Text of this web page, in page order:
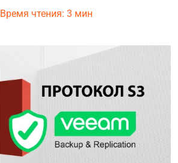
Время чтения: 3 мин